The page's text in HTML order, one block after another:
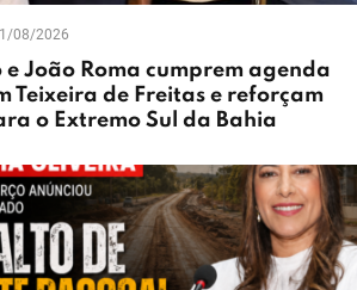
08/2026
e João Roma cumprem agenda
Teixeira de Freitas e reforçam
o Extremo Sul da Bahia